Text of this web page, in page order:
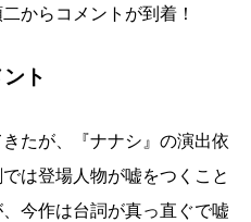
からコメントが到着！
ト
たが、『ナナシ』の演出依
は登場人物が嘘をつくこと
今作は台詞が真っ直ぐで嘘